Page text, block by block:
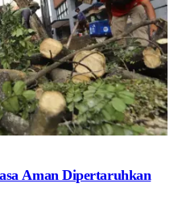
Aman Dipertaruhkan